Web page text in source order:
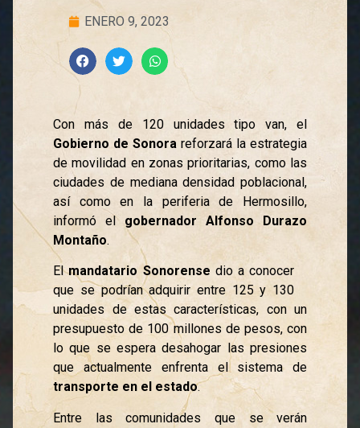
ENERO 9, 2023
Con más de 120 unidades tipo van, el
Gobierno de Sonora reforzará la estrategia
de movilidad en zonas prioritarias, como las
ciudades de mediana densidad poblacional,
así como en la periferia de Hermosillo,
informó el gobernador Alfonso Durazo
Montaño.
Elmandatario Sonorense dio a conocer
que se podrían adquirir entre 125 y 130
unidades de estas características, con un
presupuesto de 100 millones de pesos, con
lo que se espera desahogar las presiones
que actualmente enfrenta el sistema de
transporte en el estado.
Entre las comunidades que se verán